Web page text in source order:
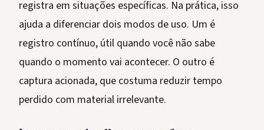
registra em situações específicas. Na prática, isso
ajuda a diferenciar dois modos de uso. Um é
registro contínuo, útil quando você não sabe
quando o momento vai acontecer. O outro é
captura acionada, que costuma reduzir tempo
perdido com material irrelevante.